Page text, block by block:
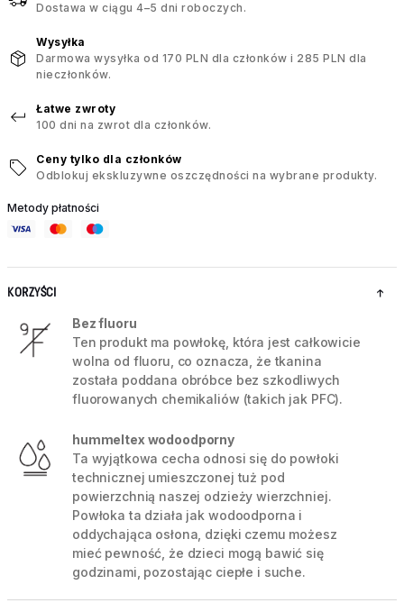
Dostawa w ciągu 4–5 dni roboczych.
Wysyłka
Darmowa wysyłka od 170 PLN dla członków i 285 PLN dla
nieczłonków.
Łatwe zwroty
100 dni na zwrot dla członków.
Ceny tylko dla członków
Odblokuj ekskluzywne oszczędności na wybrane produkty.
Metody płatności
KORZYŚCI
Bez fluoru
Ten produkt ma powłokę, która jest całkowicie
wolna od fluoru, co oznacza, że tkanina
została poddana obróbce bez szkodliwych
fluorowanych chemikaliów (takich jak PFC).
hummeltex wodoodporny
Ta wyjątkowa cecha odnosi się do powłoki
technicznej umieszczonej tuż pod
powierzchnią naszej odzieży wierzchniej.
Powłoka ta działa jak wodoodporna i
oddychająca osłona, dzięki czemu możesz
mieć pewność, że dzieci mogą bawić się
godzinami, pozostając ciepłe i suche.